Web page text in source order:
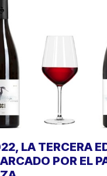
LA TERCERA
POR EL